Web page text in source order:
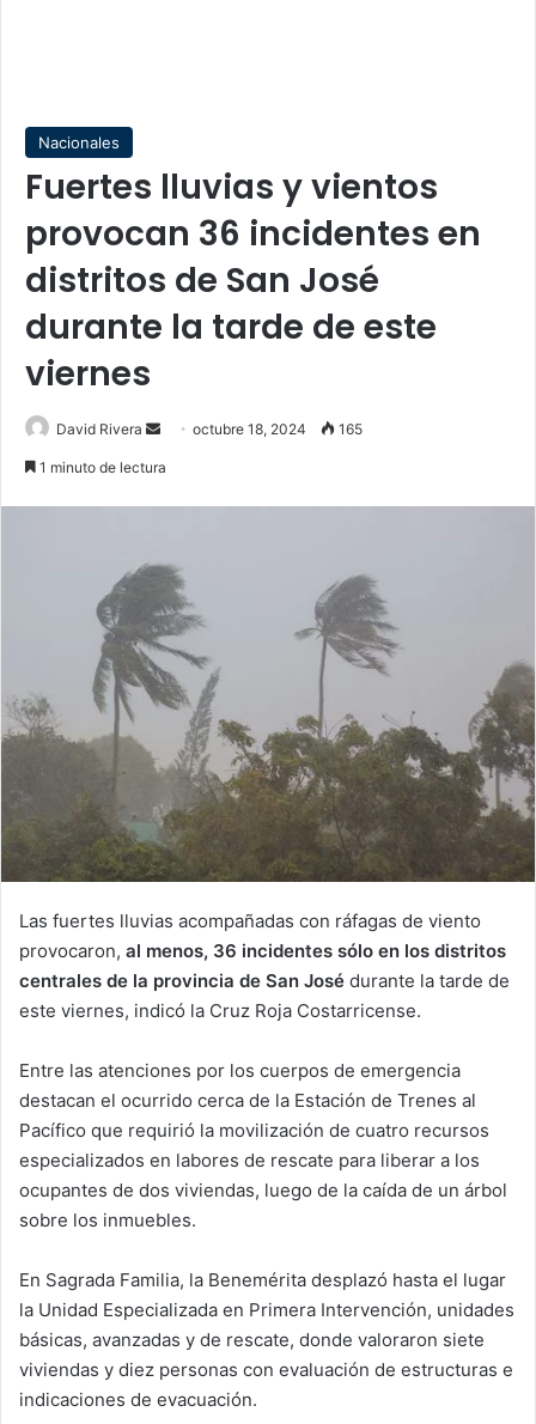
Nacionales
Fuertes lluvias y vientos
provocan 36 incidentes en
distritos de San José
durante la tarde de este
viernes
David Rivera
Sendoctubre 18, 2024 165
1 minuto de lectura
Las fuertes lluvias acompañadas con ráfagas de viento
provocaron, al menos, 36 incidentes sólo en los distritos
centrales de la provincia de San José durante la tarde de
este viernes, indicó la Cruz Roja Costarricense.
Entre las atenciones por los cuerpos de emergencia
destacan el ocurrido cerca de la Estación de Trenes al
Pacífico que requirió la movilización de cuatro recursos
especializados en labores de rescate para liberar a los
ocupantes de dos viviendas, luego de la caída de un árbol
sobre los inmuebles.
En Sagrada Familia, la Benemérita desplazó hasta el lugar
la Unidad Especializada en Primera Intervención, unidades
básicas, avanzadas y de rescate, donde valoraron siete
viviendas y diez personas con evaluación de estructuras e
indicaciones de evacuación.